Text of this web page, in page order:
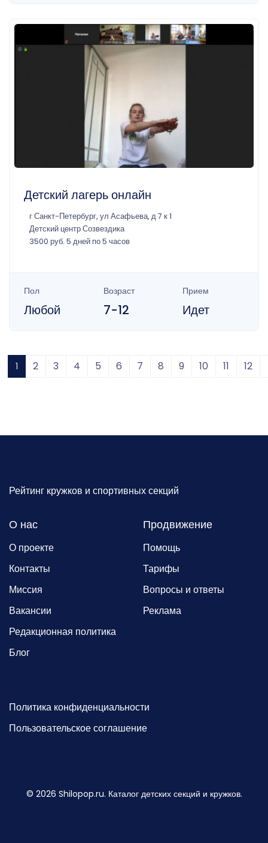
Детский лагерь онлайн
г Санкт-Петербург, ул Асафьева, д 7 к 1
Детский центр Созвездика
3500 руб. 5 дней по 5 часов
Пол
Любой
Возраст
7-12
Прием
Идет
1 2 3 4 5 6 7 8 9 10 11 12
Рейтинг кружков и спортивных секций
О нас
О проекте
Контакты
Миссия
Вакансии
Редакционная политика
Блог
Продвижение
Помощь
Тарифы
Вопросы и ответы
Реклама
Политика конфиденциальности
Пользовательское соглашение
© 2026 Shilopop.ru. Каталог детских секций и кружков.